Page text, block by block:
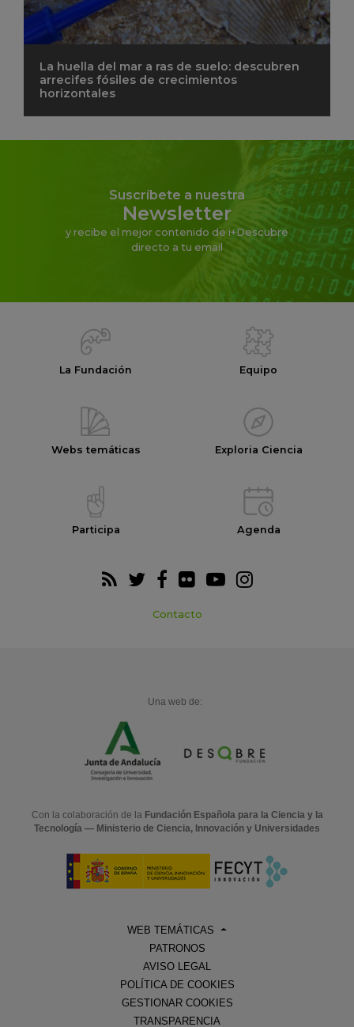
La huella del mar a ras de suelo: descubren
arrecifes fósiles de crecimientos
horizontales
Suscríbete a nuestra
Newsletter
y recibe el mejor contenido de i+Descubre
directo a tu email
La Fundación Equipo
Webs temáticas Exploria Ciencia
Participa Agenda
Contacto
Una web de:
Con la colaboración de la Fundación Española para la Ciencia y la
Tecnología — Ministerio de Ciencia, Innovación y Universidades
WEB TEMÁTICAS
PATRONOS
AVISO LEGAL
POLÍTICA DE COOKIES
GESTIONAR COOKIES
TRANSPARENCIA